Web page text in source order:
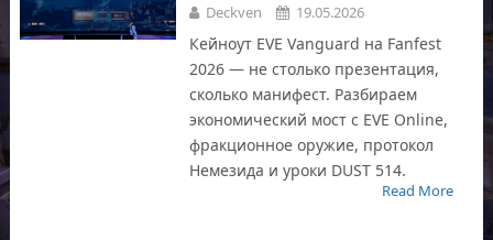
Deckven 19.05.2026
Кейноут EVE Vanguard на Fanfest
2026 — не столько презентация,
сколько манифест. Разбираем
экономический мост с EVE Online,
фракционное оружие, протокол
Немезида и уроки DUST 514.
Read More